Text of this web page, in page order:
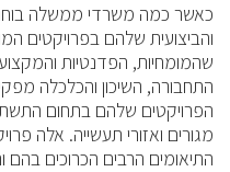
כאשר כמה משרדי ממשלה
והביצועית שלהם בפרויקטים
שהמומחיות, הפדנטיות
התחבורה, השיכון והכלכלה
הפרויקטים שלהם בתחום
מגורים ואזורי תעשייה. אלה
התיאומים הרבים הכרוכים בהם